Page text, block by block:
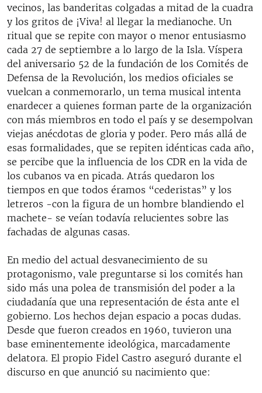
LA INVASIÓN DE RUSIA A UCRANIA
vecinos, las banderitas colgadas a mitad de la cuadra
y los gritos de ¡Viva! al llegar la medianoche. Un
ritual que se repite con mayor o menor entusiasmo
cada 27 de septiembre a lo largo de la Isla. Víspera
del aniversario 52 de la fundación de los Comités de
Defensa de la Revolución, los medios oficiales se
vuelcan a conmemorarlo, un tema musical intenta
enardecer a quienes forman parte de la organización
con más miembros en todo el país y se desempolvan
viejas anécdotas de gloria y poder. Pero más allá de
esas formalidades, que se repiten idénticas cada año,
se percibe que la influencia de los CDR en la vida de
los cubanos va en picada. Atrás quedaron los
tiempos en que todos éramos “cederistas” y los
letreros -con la figura de un hombre blandiendo el
machete- se veían todavía relucientes sobre las
fachadas de algunas casas.
En medio del actual desvanecimiento de su
protagonismo, vale preguntarse si los comités han
sido más una polea de transmisión del poder a la
ciudadanía que una representación de ésta ante el
gobierno. Los hechos dejan espacio a pocas dudas.
Desde que fueron creados en 1960, tuvieron una
base eminentemente ideológica, marcadamente
delatora. El propio Fidel Castro aseguró durante el
discurso en que anunció su nacimiento que: